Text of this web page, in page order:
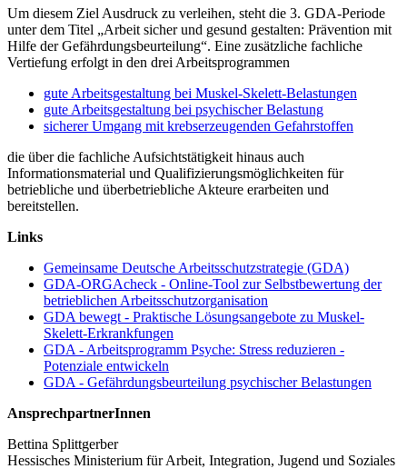
Um diesem Ziel Ausdruck zu verleihen, steht die 3. GDA-Periode
unter dem Titel „Arbeit sicher und gesund gestalten: Prävention mit
Hilfe der Gefährdungsbeurteilung“. Eine zusätzliche fachliche
Vertiefung erfolgt in den drei Arbeitsprogrammen
gute Arbeitsgestaltung bei Muskel-Skelett-Belastungen
gute Arbeitsgestaltung bei psychischer Belastung
sicherer Umgang mit krebserzeugenden Gefahrstoffen
die über die fachliche Aufsichtstätigkeit hinaus auch
Informationsmaterial und Qualifizierungsmöglichkeiten für
betriebliche und überbetriebliche Akteure erarbeiten und
bereitstellen.
Links
Gemeinsame Deutsche Arbeitsschutzstrategie (GDA)
GDA-ORGAcheck - Online-Tool zur Selbstbewertung der
betrieblichen Arbeitsschutzorganisation
GDA bewegt - Praktische Lösungsangebote zu Muskel-
Skelett-Erkrankfungen
GDA - Arbeitsprogramm Psyche: Stress reduzieren -
Potenziale entwickeln
GDA - Gefährdungsbeurteilung psychischer Belastungen
AnsprechpartnerInnen
Bettina Splittgerber
Hessisches Ministerium für Arbeit, Integration, Jugend und Soziales